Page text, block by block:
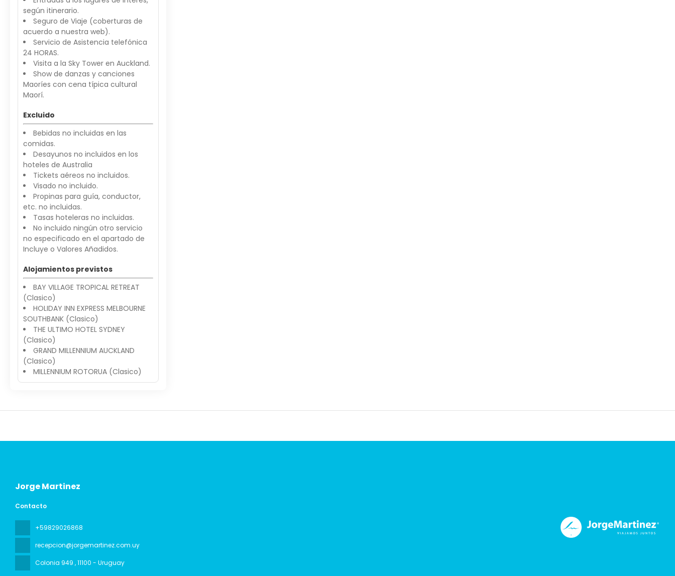
según itinerario.
Seguro de Viaje (coberturas de
acuerdo a nuestra web).
Servicio de Asistencia telefónica
24 HORAS.
Visita a la Sky Tower en Auckland.
Show de danzas y canciones
Maoríes con cena típica cultural
Maorí.
Excluido
Bebidas no incluidas en las
comidas.
Desayunos no incluidos en los
hoteles de Australia
Tickets aéreos no incluidos.
Visado no incluido.
Propinas para guía, conductor,
etc. no incluidas.
Tasas hoteleras no incluidas.
No incluido ningún otro servicio
no especificado en el apartado de
Incluye o Valores Añadidos.
Alojamientos previstos
BAY VILLAGE TROPICAL RETREAT
(Clasico)
HOLIDAY INN EXPRESS MELBOURNE
SOUTHBANK (Clasico)
THE ULTIMO HOTEL SYDNEY
(Clasico)
GRAND MILLENNIUM AUCKLAND
(Clasico)
MILLENNIUM ROTORUA (Clasico)
Jorge Martinez
Contacto
+59829026868
recepcion@jorgemartinez.com.uy
Colonia 949 , 11100 - Uruguay